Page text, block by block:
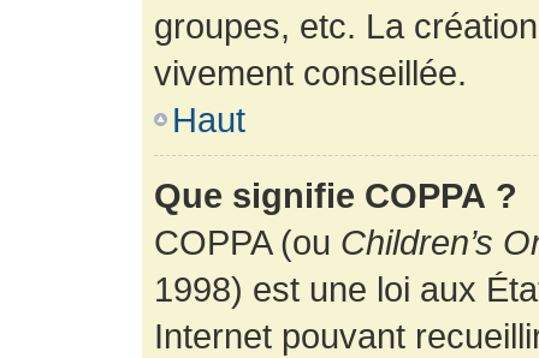
groupes, etc. La
vivement conseillée.
Haut
Que signifie COPPA ?
COPPA (ou Children’s
1998) est une loi aux
Internet pouvant